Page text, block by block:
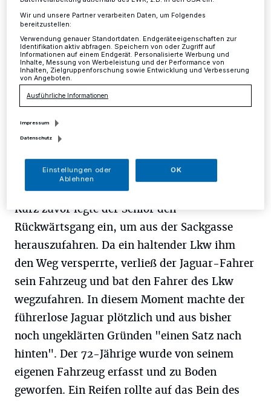
Kreis·Am Montag wurde ein 72-jähriger Mann an der
Klosterstraße in Langenfeld-Richrath um 9 Uhr von
seinem eigenen Jaguar überrollt und schwer verletzt.
26.07.2016 , 14:53 Uhr
Kurz zuvor legte der Senior den
Rückwärtsgang ein, um aus der Sackgasse
herauszufahren. Da ein haltender Lkw ihm
den Weg versperrte, verließ der Jaguar-Fahrer
sein Fahrzeug und bat den Fahrer des Lkw
wegzufahren. In diesem Moment machte der
führerlose Jaguar plötzlich und aus bisher
noch ungeklärten Gründen "einen Satz nach
hinten". Der 72-Jährige wurde von seinem
eigenen Fahrzeug erfasst und zu Boden
geworfen. Ein Reifen rollte auf das Bein des
Wir und unsere Partner verarbeiten Daten, um Folgendes
bereitzustellen:
Verwendung genauer Standortdaten. Endgeräteeigenschaften zur
Identifikation aktiv abfragen. Speichern von oder Zugriff auf
Informationen auf einem Endgerät. Personalisierte Werbung und
Inhalte, Messung von Werbeleistung und der Performance von
Inhalten, Zielgruppenforschung sowie Entwicklung und Verbesserung
von Angeboten.
Ausführliche Informationen
Impressum
Datenschutz
Einstellungen oder
Ablehnen
OK